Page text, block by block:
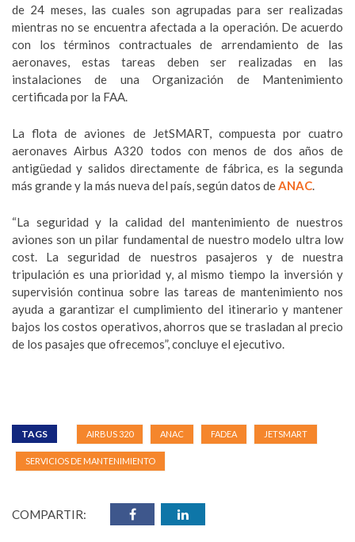
de 24 meses, las cuales son agrupadas para ser realizadas
mientras no se encuentra afectada a la operación. De acuerdo
con los términos contractuales de arrendamiento de las
aeronaves, estas tareas deben ser realizadas en las
instalaciones de una Organización de Mantenimiento
certificada por la FAA.
La flota de aviones de JetSMART, compuesta por cuatro
aeronaves Airbus A320 todos con menos de dos años de
antigüedad y salidos directamente de fábrica, es la segunda
más grande y la más nueva del país, según datos deANAC.
“La seguridad y la calidad del mantenimiento de nuestros
aviones son un pilar fundamental de nuestro modelo ultra low
cost. La seguridad de nuestros pasajeros y de nuestra
tripulación es una prioridad y, al mismo tiempo la inversión y
supervisión continua sobre las tareas de mantenimiento nos
ayuda a garantizar el cumplimiento del itinerario y mantener
bajos los costos operativos, ahorros que se trasladan al precio
de los pasajes que ofrecemos”, concluye el ejecutivo.
TAGS AIRBUS 320 ANAC FADEA JETSMART
SERVICIOS DE MANTENIMIENTO
COMPARTIR: